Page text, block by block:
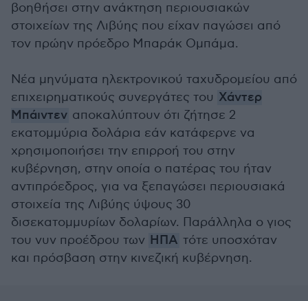
βοηθήσει στην ανάκτηση περιουσιακών
στοιχείων της Λιβύης που είχαν παγώσει από
τον πρώην πρόεδρο Μπαράκ Ομπάμα.
Νέα μηνύματα ηλεκτρονικού ταχυδρομείου από
επιχειρηματικούς συνεργάτες του Χάντερ
Μπάιντεν αποκαλύπτουν ότι ζήτησε 2
εκατομμύρια δολάρια εάν κατάφερνε να
χρησιμοποιήσει την επιρροή του στην
κυβέρνηση, στην οποία ο πατέρας του ήταν
αντιπρόεδρος, για να ξεπαγώσει περιουσιακά
στοιχεία της Λιβύης ύψους 30
δισεκατομμυρίων δολαρίων. Παράλληλα ο γιος
του νυν προέδρου των ΗΠΑ τότε υποσχόταν
και πρόσβαση στην κινεζική κυβέρνηση.